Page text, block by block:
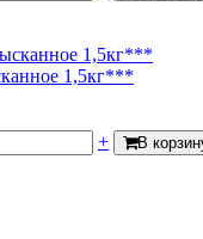
1,5кг***
+ В